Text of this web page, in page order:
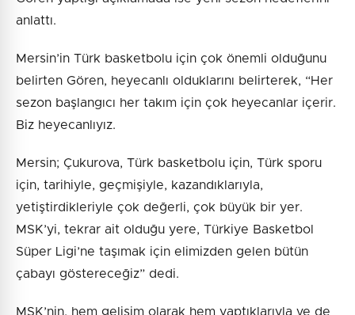
anlattı.
Mersin’in Türk basketbolu için çok önemli olduğunu
belirten Gören, heyecanlı olduklarını belirterek, “Her
sezon başlangıcı her takım için çok heyecanlar içerir.
Biz heyecanlıyız.
Mersin; Çukurova, Türk basketbolu için, Türk sporu
için, tarihiyle, geçmişiyle, kazandıklarıyla,
yetiştirdikleriyle çok değerli, çok büyük bir yer.
MSK’yi, tekrar ait olduğu yere, Türkiye Basketbol
Süper Ligi’ne taşımak için elimizden gelen bütün
çabayı göstereceğiz” dedi.
MSK’nin, hem gelişim olarak hem yaptıklarıyla ve de